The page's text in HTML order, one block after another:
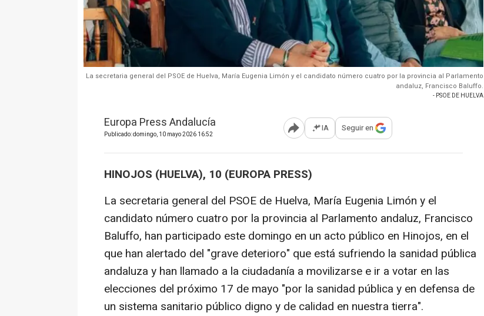
La secretaria general del PSOE de Huelva, María Eugenia Limón y el candidato número cuatro por la provincia al Parlamento
andaluz, Francisco Baluffo.
- PSOE DE HUELVA
Europa Press Andalucía
Publicado: domingo, 10 mayo 2026 16:52 Abrir opciones para compartir
IA Seguir en
HINOJOS (HUELVA), 10 (EUROPA PRESS)
La secretaria general del PSOE de Huelva, María Eugenia Limón y el
candidato número cuatro por la provincia al Parlamento andaluz, Francisco
Baluffo, han participado este domingo en un acto público en Hinojos, en el
que han alertado del "grave deterioro" que está sufriendo la sanidad pública
andaluza y han llamado a la ciudadanía a movilizarse e ir a votar en las
elecciones del próximo 17 de mayo "por la sanidad pública y en defensa de
un sistema sanitario público digno y de calidad en nuestra tierra".